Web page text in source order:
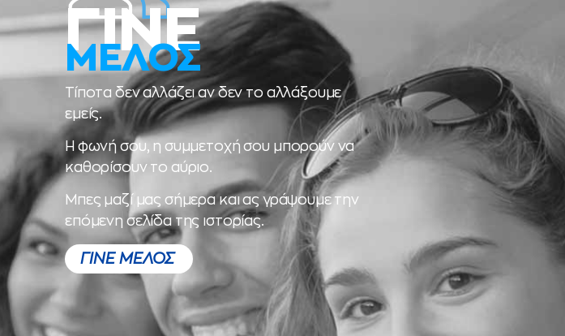
ΓΙΝΕ
ΜΕΛΟΣ
Τίποτα δεν αλλάζει αν δεν το αλλάξουμε
εμείς.
Η φωνή σου, η συμμετοχή σου μπορούν να
καθορίσουν το αύριο.
Μπες μαζί μας σήμερα και ας γράψουμε την
επόμενη σελίδα της ιστορίας.
ΓΙΝΕ ΜΕΛΟΣ